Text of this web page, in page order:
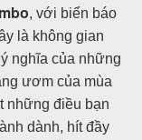
, với biển báo
là không gian
nghĩa của những
ươm của mùa
những điều bạn
dành, hít đầy